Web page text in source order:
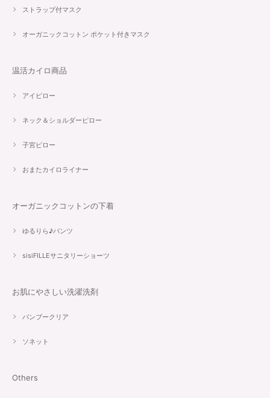
ストラップ付マスク
オーガニックコットン ポケット付きマスク
温活カイロ商品
アイピロー
ネック＆ショルダーピロー
子宮ピロー
おまたカイロライナー
オーガニックコットンの下着
ゆるりら♪パンツ
sisiFILLEサニタリーショーツ
お肌にやさしい洗濯洗剤
バンブークリア
ソネット
Others